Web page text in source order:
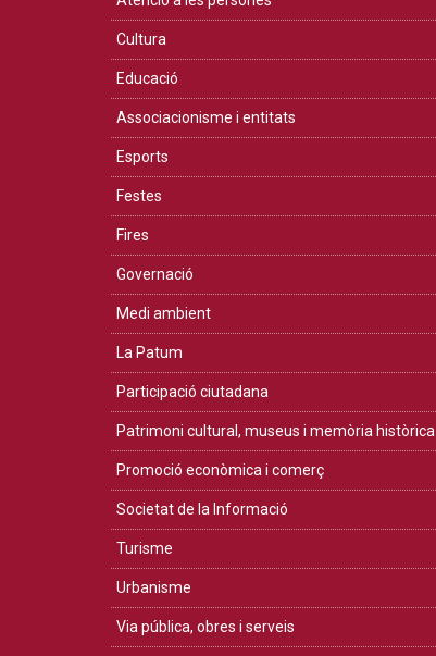
Cultura
Educació
Associacionisme i entitats
Esports
Festes
Fires
Governació
Medi ambient
La Patum
Participació ciutadana
Patrimoni cultural, museus i memòria històrica
Promoció econòmica i comerç
Societat de la Informació
Turisme
Urbanisme
Via pública, obres i serveis